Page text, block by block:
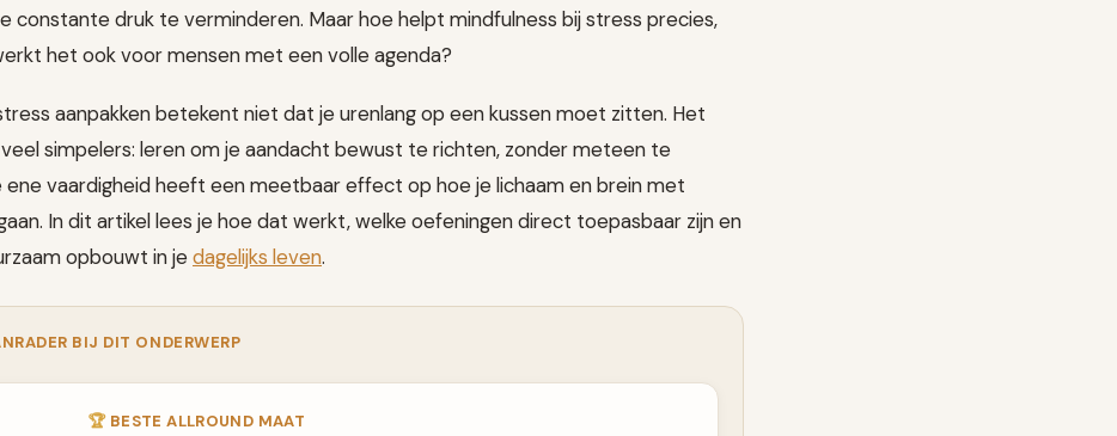
constante druk te verminderen. Maar hoe helpt mindfulness bij stress precies,
het ook voor mensen met een volle agenda?
aanpakken betekent niet dat je urenlang op een kussen moet zitten. Het
simpelers: leren om je aandacht bewust te richten, zonder meteen te
ene vaardigheid heeft een meetbaar effect op hoe je lichaam en brein met
In dit artikel lees je hoe dat werkt, welke oefeningen direct toepasbaar zijn en
opbouwt in jedagelijks leven.
BIJ DIT ONDERWERP
🏆BESTE ALLROUND MAAT